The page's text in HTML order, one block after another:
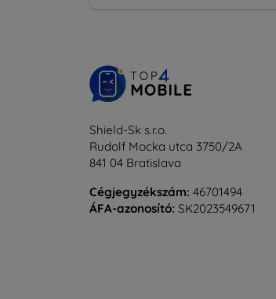
Shield-Sk s.r.o.
Rudolf Mocka utca 3750/2A
841 04 Bratislava
Cégjegyzékszám: 46701494
ÁFA-azonosító: SK2023549671